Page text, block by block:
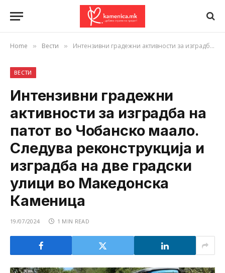
Home » Вести » Интензивни градежни активности за изградба на патот во Чобанско маало. Следува реконструкција и изградба на две градски улици во Македонска Каменица
ВЕСТИ
Интензивни градежни
активности за изградба на
патот во Чобанско маало.
Следува реконструкција и
изградба на две градски
улици во Македонска
Каменица
19/07/2024 1 MIN READ